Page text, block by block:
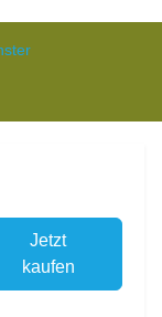
Jetzt
kaufen